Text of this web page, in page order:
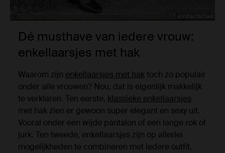
Dé musthave van iedere vrouw:
enkellaarsjes met hak
Waarom zijn enkellaarsjes met haktoch zo populair
onder alle vrouwen? Nou, dat is eigenlijk makkelijk
te verklaren. Ten eerste, klassieke enkellaarsjes
met hak zien er gewoon super elegant en sexy uit.
Vooral onder een wijde pantalon of een lange rok of
jurk. Ten tweede, enkellaarsjes zijn op allerlei
mogelijkheden te combineren met iedere outfit.